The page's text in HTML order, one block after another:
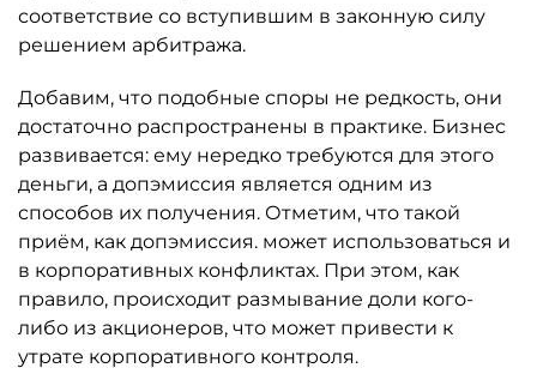
соответствие со вступившим в законную силу
решением арбитража.
Добавим, что подобные споры не редкость, они
достаточно распространены в практике. Бизнес
развивается: ему нередко требуются для этого
деньги, а допэмиссия является одним из
способов их получения. Отметим, что такой
приём, как допэмиссия. может использоваться и
в корпоративных конфликтах. При этом, как
правило, происходит размывание доли кого-
либо из акционеров, что может привести к
утрате корпоративного контроля.